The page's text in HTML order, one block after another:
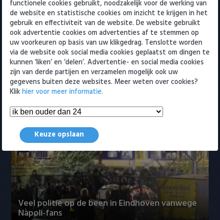
Heracles Almelo
NAC Breda
PEC Zwolle
PSV
Roda JC
SC Heerenveen
Sparta
Vitesse
VVV Venlo
Conference League
Kijk live naar de huldiging van landskampioen
PSV
7 april 2026 13:50
PSV is vroegste kampioen ooit
5 april 2026 16:49
Veel politie op de been in Eindhoven vanwege
Napoli-fans
functionele cookies gebruikt, noodzakelijk voor de werking van
de website en statistische cookies om inzicht te krijgen in het
gebruik en effectiviteit van de website. De website gebruikt
ook advertentie cookies om advertenties af te stemmen op
uw voorkeuren op basis van uw klikgedrag. Tenslotte worden
via de website ook social media cookies geplaatst om dingen te
kunnen ‘liken’ en ‘delen’. Advertentie- en social media cookies
zijn van derde partijen en verzamelen mogelijk ook uw
gegevens buiten deze websites. Meer weten over cookies?
Klikhier voor meer informatie.
Keuze opslaan